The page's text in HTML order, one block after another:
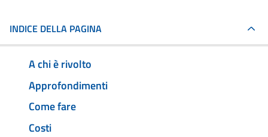
INDICE DELLA PAGINA
A chi è rivolto
Approfondimenti
Come fare
Costi